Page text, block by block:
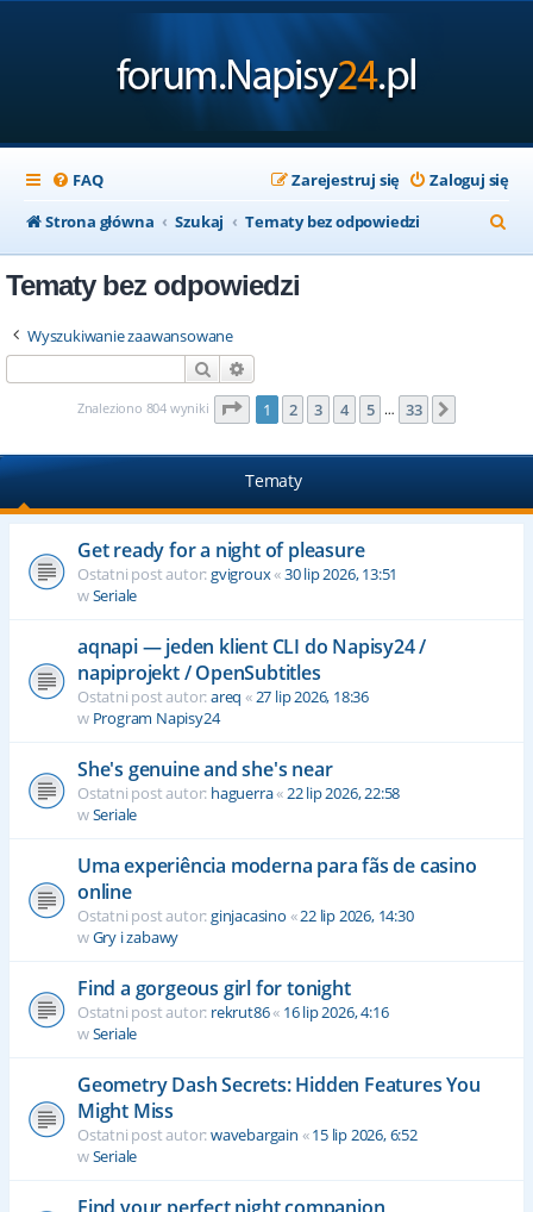
FAQ Zaloguj się
Zarejestruj się
Strona główna
Szukaj Tematy bez odpowiedzi
z
Tematy bez odpowiedzi
Wyszukiwanie zaawansowane
Szukaj
Znaleziono 804 wyniki Strona1 z33
1 2 3 4 5 … 33
Tematy
Get ready for a night of pleasure
Ostatni post autor:gvigroux«30 lip 2026, 13:51
wSeriale
aqnapi — jeden klient CLI do Napisy24 /
napiprojekt / OpenSubtitles
Ostatni post autor:areq « 27 lip 2026, 18:36
w Program Napisy24
She's genuine and she's near
Ostatni post autor: haguerra« 22 lip 2026, 22:58
wSeriale
Uma experiência moderna para fãs de casino
online
Ostatni post autor:ginjacasino «22 lip 2026, 14:30
wGry i zabawy
Find a gorgeous girl for tonight
Ostatni post autor: rekrut86« 16 lip 2026, 4:16
wSeriale
Geometry Dash Secrets: Hidden Features You
Might Miss
Ostatni post autor:wavebargain «15 lip 2026, 6:52
wSeriale
Find your perfect night companion